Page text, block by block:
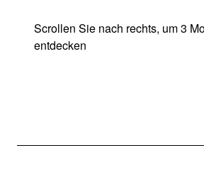
Scrollen Sie nach rechts, um 3
entdecken